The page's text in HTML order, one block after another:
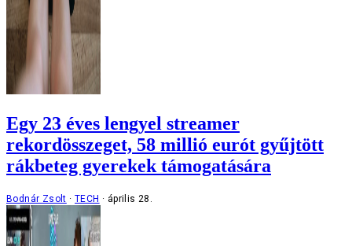
Egy 23 éves lengyel streamer
rekordösszeget, 58 millió eurót gyűjtött
rákbeteg gyerekek támogatására
Bodnár Zsolt TECH április 28.